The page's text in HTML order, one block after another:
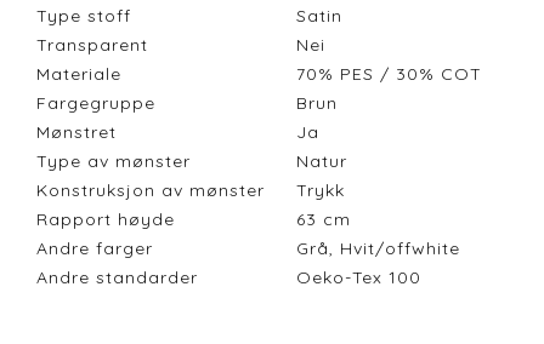
Type stoff
Satin
Transparent
Nei
Materiale
70% PES / 30% COT
Fargegruppe
Brun
Mønstret
Ja
Type av mønster
Natur
Konstruksjon av mønster
Trykk
Rapport høyde
63 cm
Andre farger
Grå, Hvit/offwhite
Andre standarder
Oeko-Tex 100